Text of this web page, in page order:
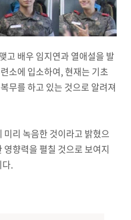
고 배우 임지연과 열애설을 발
소에 입소하여, 현재는 기초
무를 하고 있는 것으로 알려져
리 녹음한 것이라고 밝혔으
향력을 펼칠 것으로 보여지
.